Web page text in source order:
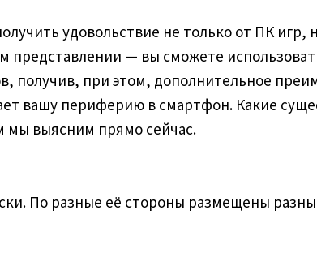
удовольствие не только от ПК игр,
— вы сможете
получив, при этом, дополнительное
вашу периферию в смартфон. Какие
мы выясним прямо сейчас.
По разные её стороны размещены